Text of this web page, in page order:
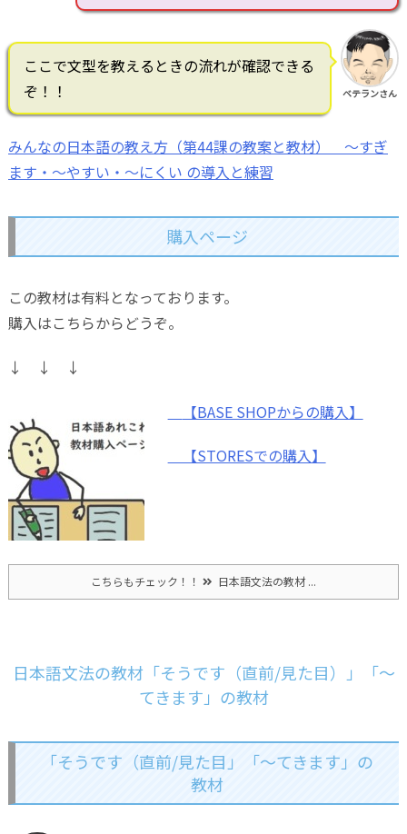
ここで文型を教えるときの流れが確認できる
ぞ！！
ベテランさん
みんなの日本語の教え方（第44課の教案と教材） ～すぎ
ます・～やすい・～にくい の導入と練習
購入ページ
この教材は有料となっております。
購入はこちらからどうぞ。
↓ ↓ ↓
【BASE SHOPからの購入】
【STORESでの購入】
こちらもチェック！！ 日本語文法の教材 ...
日本語文法の教材「そうです（直前/見た目）」「～
てきます」の教材
「そうです（直前/見た目」「～てきます」の
教材